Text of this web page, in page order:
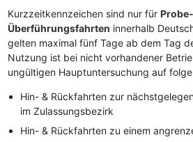
Kurzzeitkennzeichen sind nur für
Überführungsfahrten innerhalb
gelten maximal fünf Tage ab dem Tag
Nutzung ist bei nicht vorhandener
ungültigen Hauptuntersuchung auf
Hin- & Rückfahrten zur
im Zulassungsbezirk
Hin- & Rückfahrten zu einem